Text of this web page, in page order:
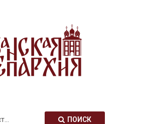
ПОИСК